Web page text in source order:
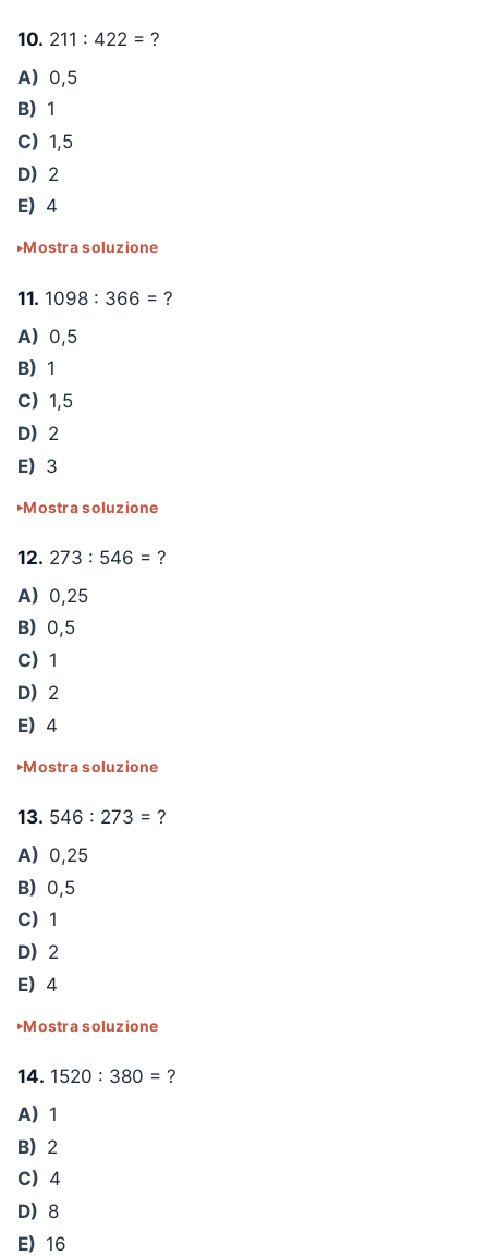
10. 211 : 422 = ?
A) 0,5
B) 1
C) 1,5
D) 2
E) 4
Mostra soluzione
11. 1098 : 366 = ?
A) 0,5
B) 1
C) 1,5
D) 2
E) 3
Mostra soluzione
12. 273 : 546 = ?
A) 0,25
B) 0,5
C) 1
D) 2
E) 4
Mostra soluzione
13. 546 : 273 = ?
A) 0,25
B) 0,5
C) 1
D) 2
E) 4
Mostra soluzione
14. 1520 : 380 = ?
A) 1
B) 2
C) 4
D) 8
E) 16